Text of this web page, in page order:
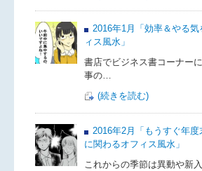
2016年1月「効率＆やる
ィス風水」
書店でビジネス書コーナー
事の…
(続きを読む)
2016年2月「もうすぐ年
に関わるオフィス風水」
これからの季節は異動や新